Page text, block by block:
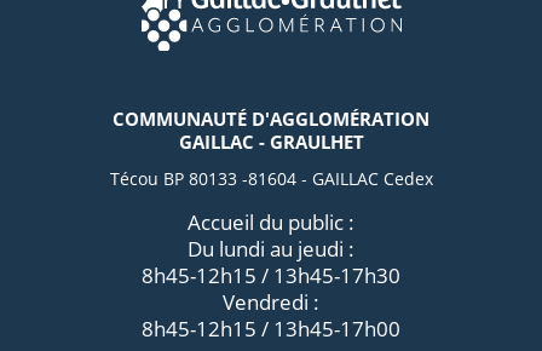
COMMUNAUTÉ D'AGGLOMÉRATION
GAILLAC - GRAULHET
Técou BP 80133 -81604 - GAILLAC Cedex
Accueil du public :
Du lundi au jeudi :
8h45-12h15 / 13h45-17h30
Vendredi :
8h45-12h15 / 13h45-17h00